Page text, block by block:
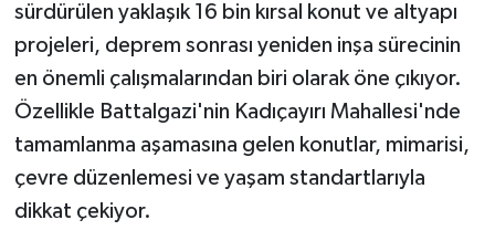
sürdürülen yaklaşık 16 bin kırsal konut ve altyapı
projeleri, deprem sonrası yeniden inşa sürecinin
en önemli çalışmalarından biri olarak öne çıkıyor.
Özellikle Battalgazi'nin Kadıçayırı Mahallesi'nde
tamamlanma aşamasına gelen konutlar, mimarisi,
çevre düzenlemesi ve yaşam standartlarıyla
dikkat çekiyor.